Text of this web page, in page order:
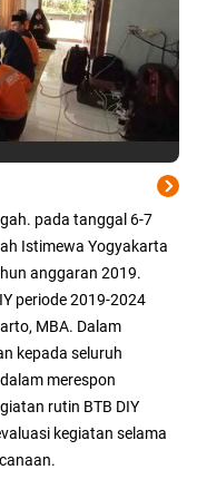
pada tanggal 6-7
Istimewa Yogyakarta
anggaran 2019.
periode 2019-2024
MBA. Dalam
kepada seluruh
merespon
rutin BTB DIY
kegiatan selama